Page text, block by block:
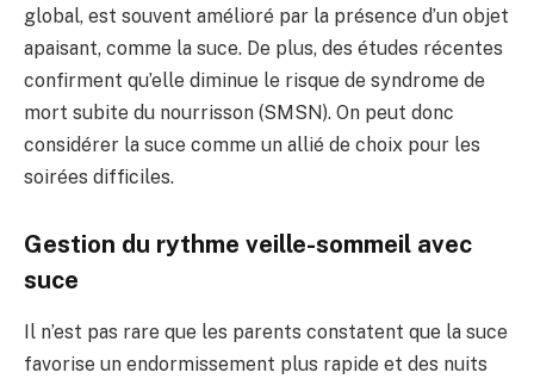
global, est souvent amélioré par la présence d’un objet
apaisant, comme la suce. De plus, des études récentes
confirment qu’elle diminue le risque de syndrome de
mort subite du nourrisson (SMSN). On peut donc
considérer la suce comme un allié de choix pour les
soirées difficiles.
Gestion du rythme veille-sommeil avec
suce
Il n’est pas rare que les parents constatent que la suce
favorise un endormissement plus rapide et des nuits